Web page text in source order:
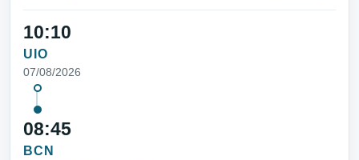
10:10
UIO
07/08/2026
08:45
BCN